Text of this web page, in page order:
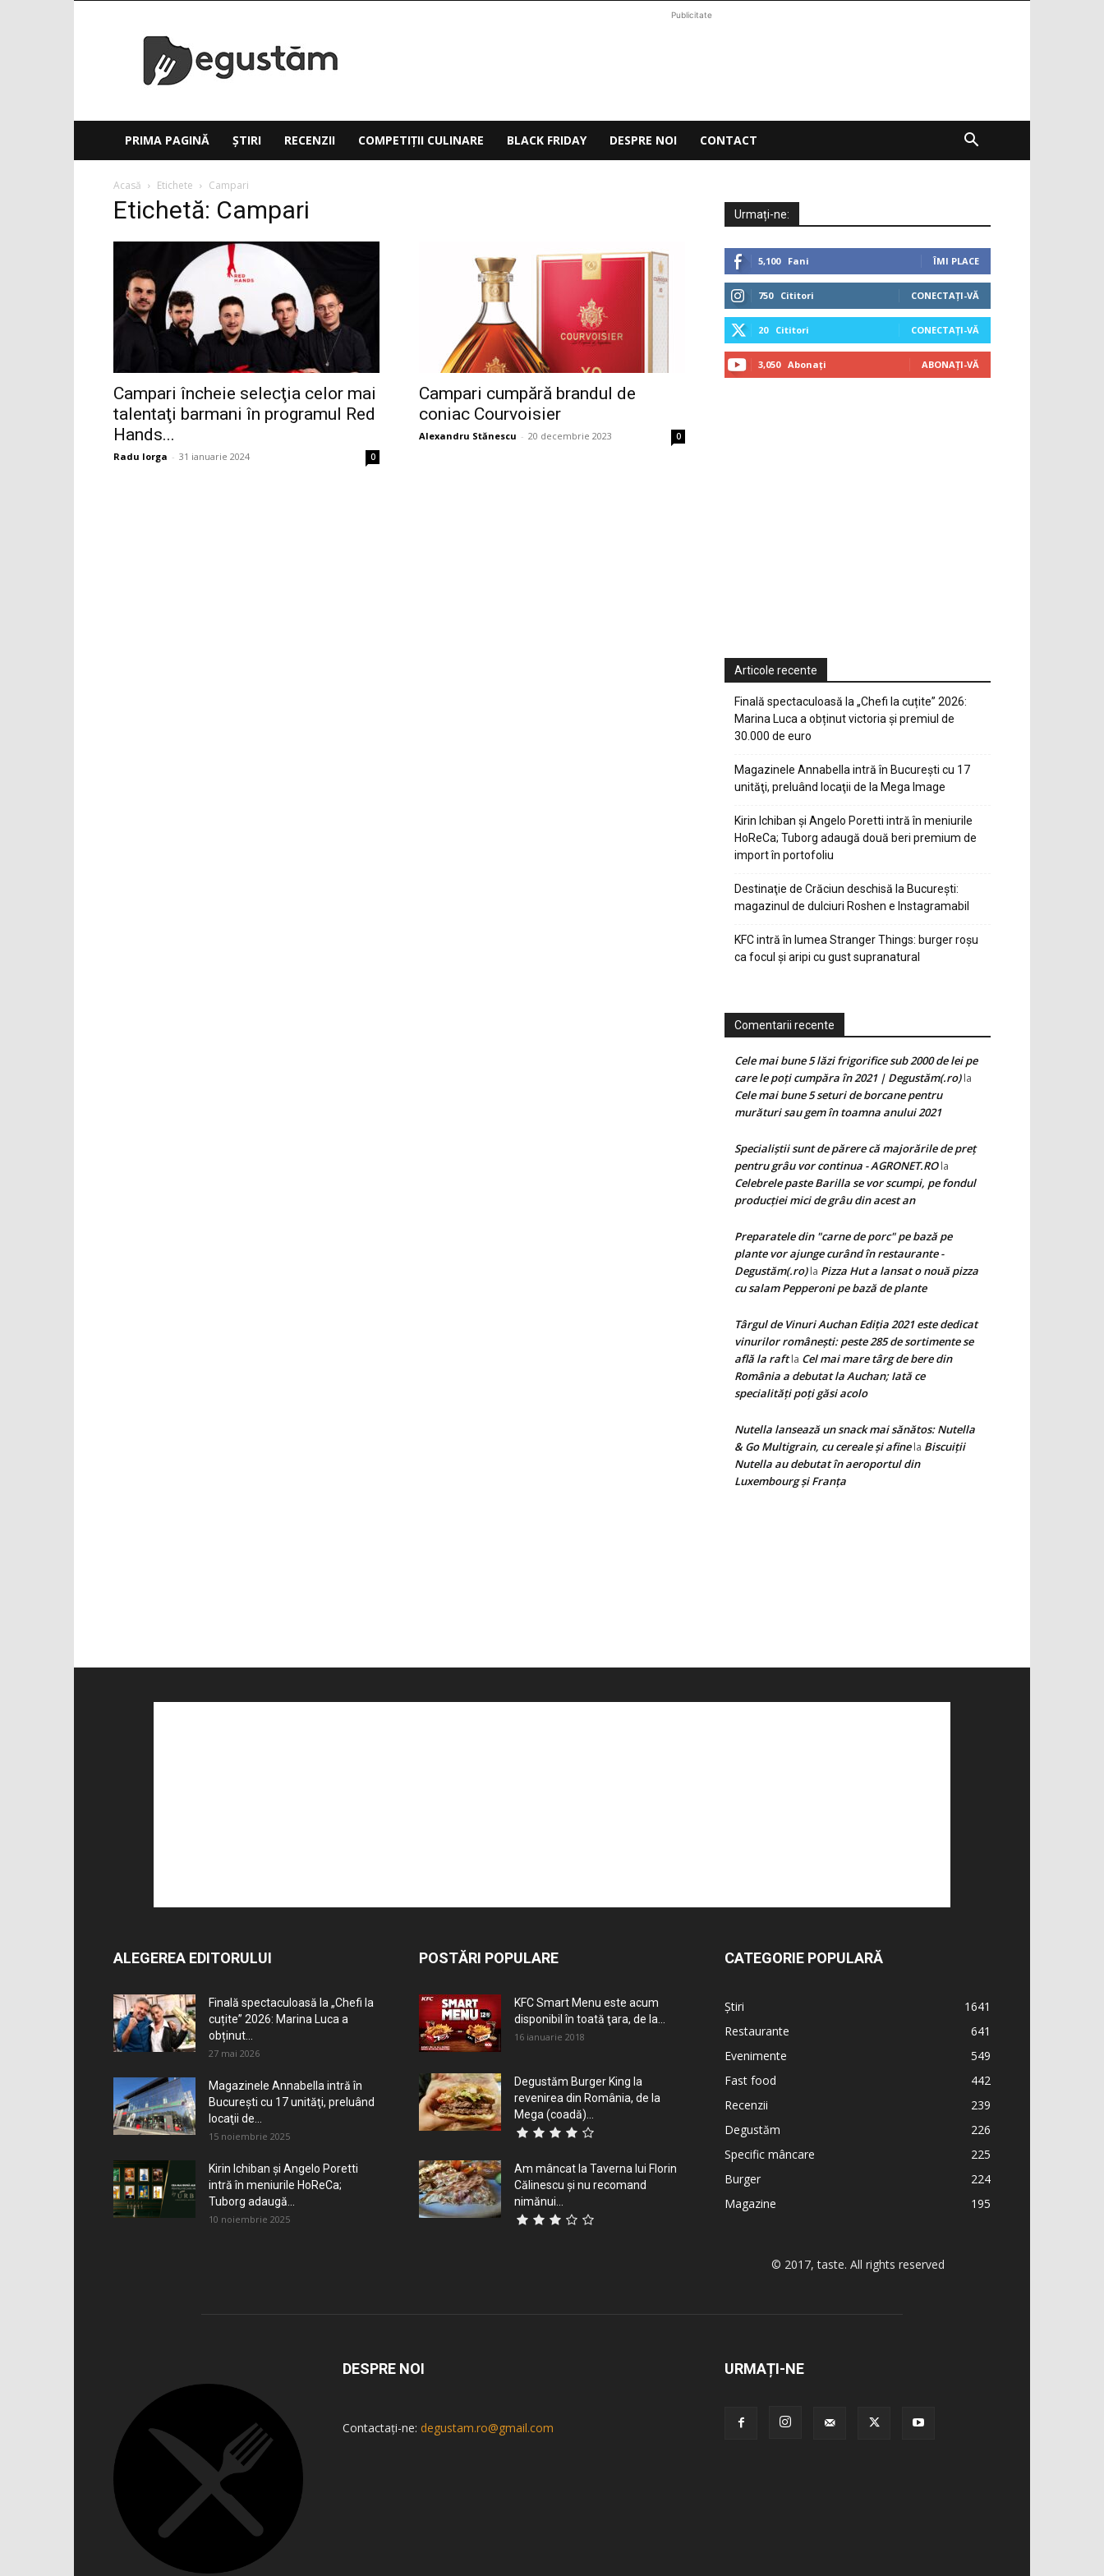
Degustăm(.ro)
Publicitate
PRIMA PAGINĂ ȘTIRI RECENZII COMPETIȚII CULINARE BLACK FRIDAY DESPRE NOI CONTACT
Acasă Etichete Campari
Etichetă: Campari
Campari încheie selecţia celor mai
talentaţi barmani în programul Red
Hands...
Radu Iorga - 31 ianuarie 2024 0
Campari cumpără brandul de
coniac Courvoisier
Alexandru Stănescu - 20 decembrie 2023 0
Urmați-ne:
5,100 Fani ÎMI PLACE
750 Cititori CONECTAȚI-VĂ
20 Cititori CONECTAȚI-VĂ
3,050 Abonați ABONAȚI-VĂ
Articole recente
Finală spectaculoasă la „Chefi la cuțite” 2026:
Marina Luca a obținut victoria și premiul de
30.000 de euro
Magazinele Annabella intră în Bucureşti cu 17
unităţi, preluând locaţii de la Mega Image
Kirin Ichiban și Angelo Poretti intră în meniurile
HoReCa; Tuborg adaugă două beri premium de
import în portofoliu
Destinaţie de Crăciun deschisă la Bucureşti:
magazinul de dulciuri Roshen e Instagramabil
KFC intră în lumea Stranger Things: burger roșu
ca focul și aripi cu gust supranatural
Comentarii recente
Cele mai bune 5 lăzi frigorifice sub 2000 de lei pe
care le poți cumpăra în 2021 | Degustăm(.ro)la
Cele mai bune 5 seturi de borcane pentru
murături sau gem în toamna anului 2021
Specialiștii sunt de părere că majorările de preț
pentru grâu vor continua - AGRONET.ROla
Celebrele paste Barilla se vor scumpi, pe fondul
producției mici de grâu din acest an
Preparatele din "carne de porc" pe bază pe
plante vor ajunge curând în restaurante -
Degustăm(.ro)la Pizza Hut a lansat o nouă pizza
cu salam Pepperoni pe bază de plante
Târgul de Vinuri Auchan Ediţia 2021 este dedicat
vinurilor româneşti: peste 285 de sortimente se
află la raftla Cel mai mare târg de bere din
România a debutat la Auchan; Iată ce
specialităţi poţi găsi acolo
Nutella lansează un snack mai sănătos: Nutella
& Go Multigrain, cu cereale şi afinela Biscuiţii
Nutella au debutat în aeroportul din
Luxembourg şi Franţa
ALEGEREA EDITORULUI
Finală spectaculoasă la „Chefi la
cuțite” 2026: Marina Luca a
obținut...
27 mai 2026
Magazinele Annabella intră în
Bucureşti cu 17 unităţi, preluând
locaţii de...
15 noiembrie 2025
Kirin Ichiban și Angelo Poretti
intră în meniurile HoReCa;
Tuborg adaugă...
10 noiembrie 2025
POSTĂRI POPULARE
KFC Smart Menu este acum
disponibil în toată ţara, de la...
16 ianuarie 2018
Degustăm Burger King la
revenirea din România, de la
Mega (coadă)...
Am mâncat la Taverna lui Florin
Călinescu şi nu recomand
nimănui...
CATEGORIE POPULARĂ
Știri
1641
Restaurante
641
Evenimente
549
Fast food
442
Recenzii
239
Degustăm
226
Specific mâncare
225
Burger
224
Magazine
195
© 2017, taste. All rights reserved
DESPRE NOI
Contactați-ne: degustam.ro@gmail.com
URMAȚI-NE